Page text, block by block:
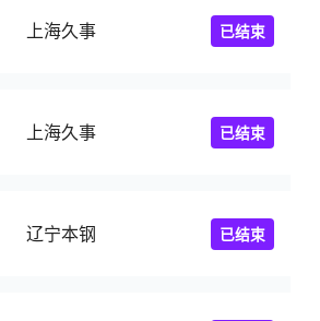
上海久事 已结束
上海久事 已结束
辽宁本钢 已结束